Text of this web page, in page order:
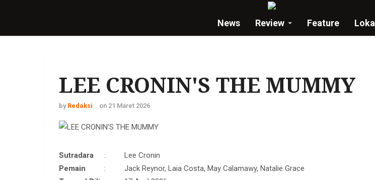
News Review Feature Lokal
LEE CRONIN'S THE MUMMY
by Redaksi on 21 Maret 2026
Sutradara :
Lee Cronin
Pemain
:
Jack Reynor, Laia Costa, May Calamawy, Natalie Grace